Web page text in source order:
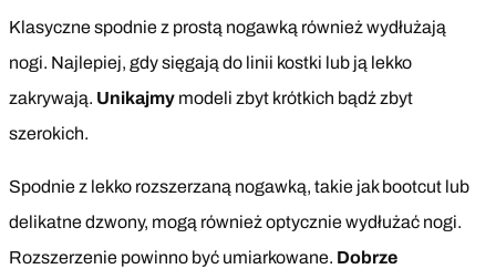
Klasyczne spodnie z prostą nogawką również wydłużają
nogi. Najlepiej, gdy sięgają do linii kostki lub ją lekko
zakrywają. Unikajmy modeli zbyt krótkich bądź zbyt
szerokich.
Spodnie z lekko rozszerzaną nogawką, takie jak bootcut lub
delikatne dzwony, mogą również optycznie wydłużać nogi.
Rozszerzenie powinno być umiarkowane. Dobrze